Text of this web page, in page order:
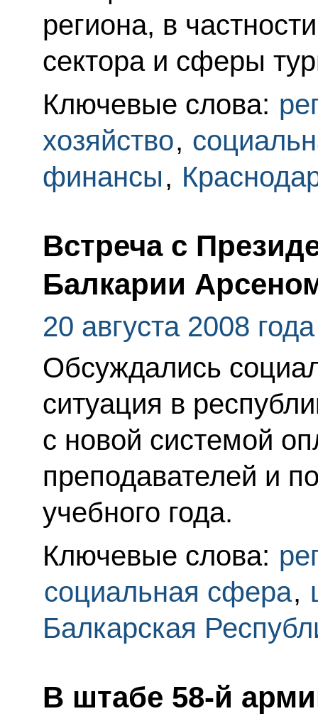
региона, в
сектора и сферы
Ключевые слова:
хозяйство,
финансы,
Встреча с
Балкарии
20 августа 2008 года
Обсуждались
ситуация в
с новой системой
преподавателей и
учебного года.
Ключевые слова:
социальная сфера,
Балкарская
В штабе 58-й